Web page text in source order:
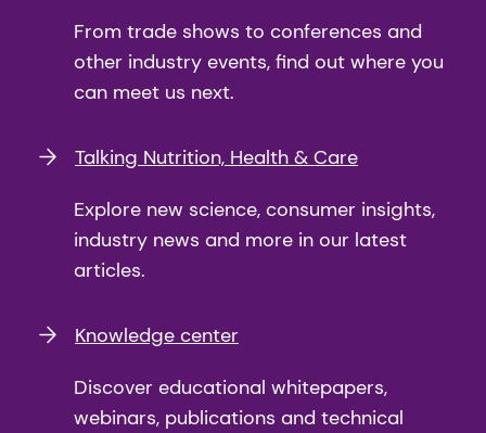
From trade shows to conferences and
other industry events, find out where you
can meet us next.
Talking Nutrition, Health & Care
Explore new science, consumer insights,
industry news and more in our latest
articles.
Knowledge center
Discover educational whitepapers,
webinars, publications and technical